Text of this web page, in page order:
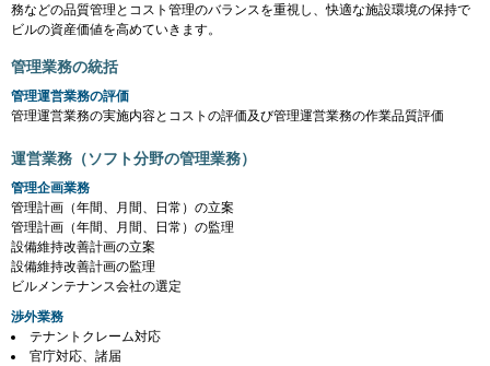
務などの品質管理とコスト管理のバランスを重視し、快適な施設環境の保持で
ビルの資産価値を高めていきます。
管理業務の統括
管理運営業務の評価
管理運営業務の実施内容とコストの評価及び管理運営業務の作業品質評価
運営業務（ソフト分野の管理業務）
管理企画業務
管理計画（年間、月間、日常）の立案
管理計画（年間、月間、日常）の監理
設備維持改善計画の立案
設備維持改善計画の監理
ビルメンテナンス会社の選定
渉外業務
テナントクレーム対応
官庁対応、諸届